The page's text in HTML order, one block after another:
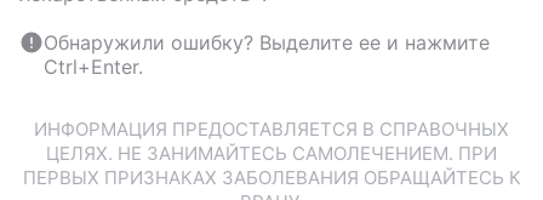
Обнаружили ошибку? Выделите ее и нажмите
Ctrl+Enter.
ИНФОРМАЦИЯ ПРЕДОСТАВЛЯЕТСЯ В СПРАВОЧНЫХ
ЦЕЛЯХ. НЕ ЗАНИМАЙТЕСЬ САМОЛЕЧЕНИЕМ. ПРИ
ПЕРВЫХ ПРИЗНАКАХ ЗАБОЛЕВАНИЯ ОБРАЩАЙТЕСЬ К